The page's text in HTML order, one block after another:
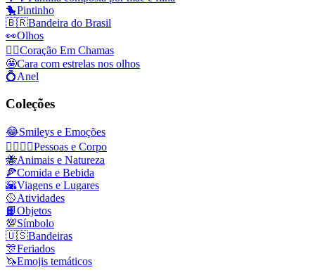
🐤Pintinho
🇧🇷Bandeira do Brasil
👀Olhos
❤️‍🔥Coração Em Chamas
🤩Cara com estrelas nos olhos
💍Anel
Coleções
😂Smileys e Emoções
👩‍❤️‍💋‍👨Pessoas e Corpo
🐝Animais e Natureza
🍕Comida e Bebida
🌇Viagens e Lugares
🥎Atividades
📙Objetos
💯Símbolo
🇺🇸Bandeiras
🎊Feriados
🦄Emojis temáticos